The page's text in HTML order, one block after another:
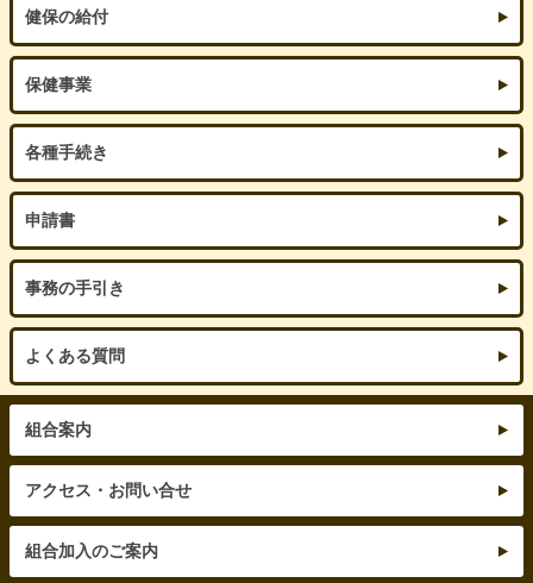
健保の給付
保健事業
各種手続き
申請書
事務の手引き
よくある質問
組合案内
アクセス・お問い合せ
組合加入のご案内